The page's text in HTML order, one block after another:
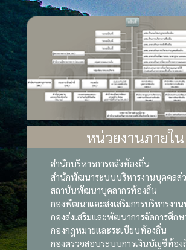
หน่วยงานภายใน
สำนักบริหารการคลังท้องถิ่น
สำนักพัฒนาระบบบริหารงานบุคคลส่
สถาบันพัฒนาบุคลากรท้องถิ่น
กองพัฒนาและส่งเสริมการบริหารงา
กองส่งเสริมและพัฒนาการจัดการศึก
กองกฎหมายและระเบียบท้องถิ่น
กองตรวจสอบระบบการเงินบัญชีท้อง